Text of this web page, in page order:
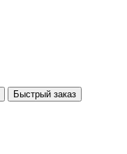
Быстрый заказ